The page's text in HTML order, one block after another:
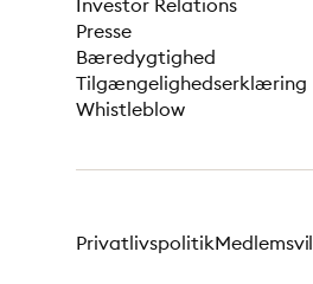
Investor Relations
Presse
Bæredygtighed
Tilgængelighedserklæring
Whistleblow
Privatlivspolitik